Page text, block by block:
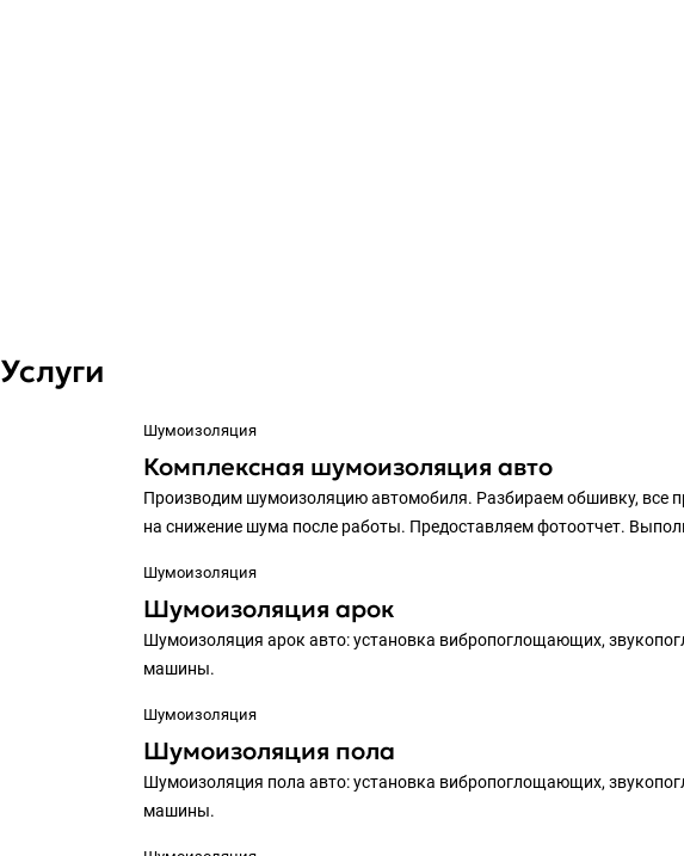
Услуги
Шумоизоляция
Комплексная шумоизоляция авто
Производим шумоизоляцию автомобиля. Разбираем обшивку, все
на снижение шума после работы. Предоставляем фотоотчет.
Шумоизоляция
Шумоизоляция арок
Шумоизоляция арок авто: установка вибропоглощающих,
машины.
Шумоизоляция
Шумоизоляция пола
Шумоизоляция пола авто: установка вибропоглощающих,
машины.